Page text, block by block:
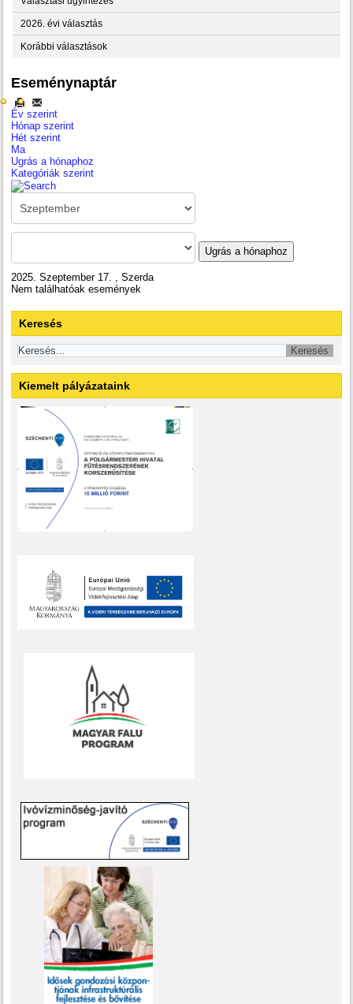
2026. évi választás
Korábbi választások
Eseménynaptár
Év szerint
Hónap szerint
Hét szerint
Ma
Ugrás a hónaphoz
Kategóriák szerint
Ugrás a hónaphoz
2025. Szeptember 17. , Szerda
Nem találhatóak események
Keresés
Kiemelt pályázataink